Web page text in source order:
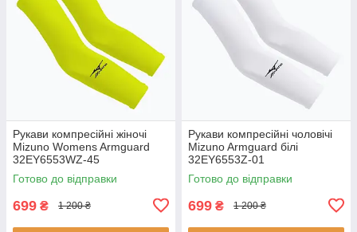
Рукави компресійні жіночі
Mizuno Womens Armguard
32EY6553WZ-45
Готово до відправки
699 ₴ 1 200 ₴
Рукави компресійні чоловічі
Mizuno Armguard білі
32EY6553Z-01
Готово до відправки
699 ₴ 1 200 ₴